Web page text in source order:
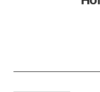
Despre
profesori,